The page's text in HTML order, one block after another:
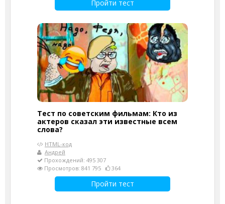
Пройти тест
Тест по советским фильмам: Кто из
актеров сказал эти известные всем
слова?
HTML-код
Андрей
Прохождений: 495 307
Просмотров: 841 795
364
Пройти тест